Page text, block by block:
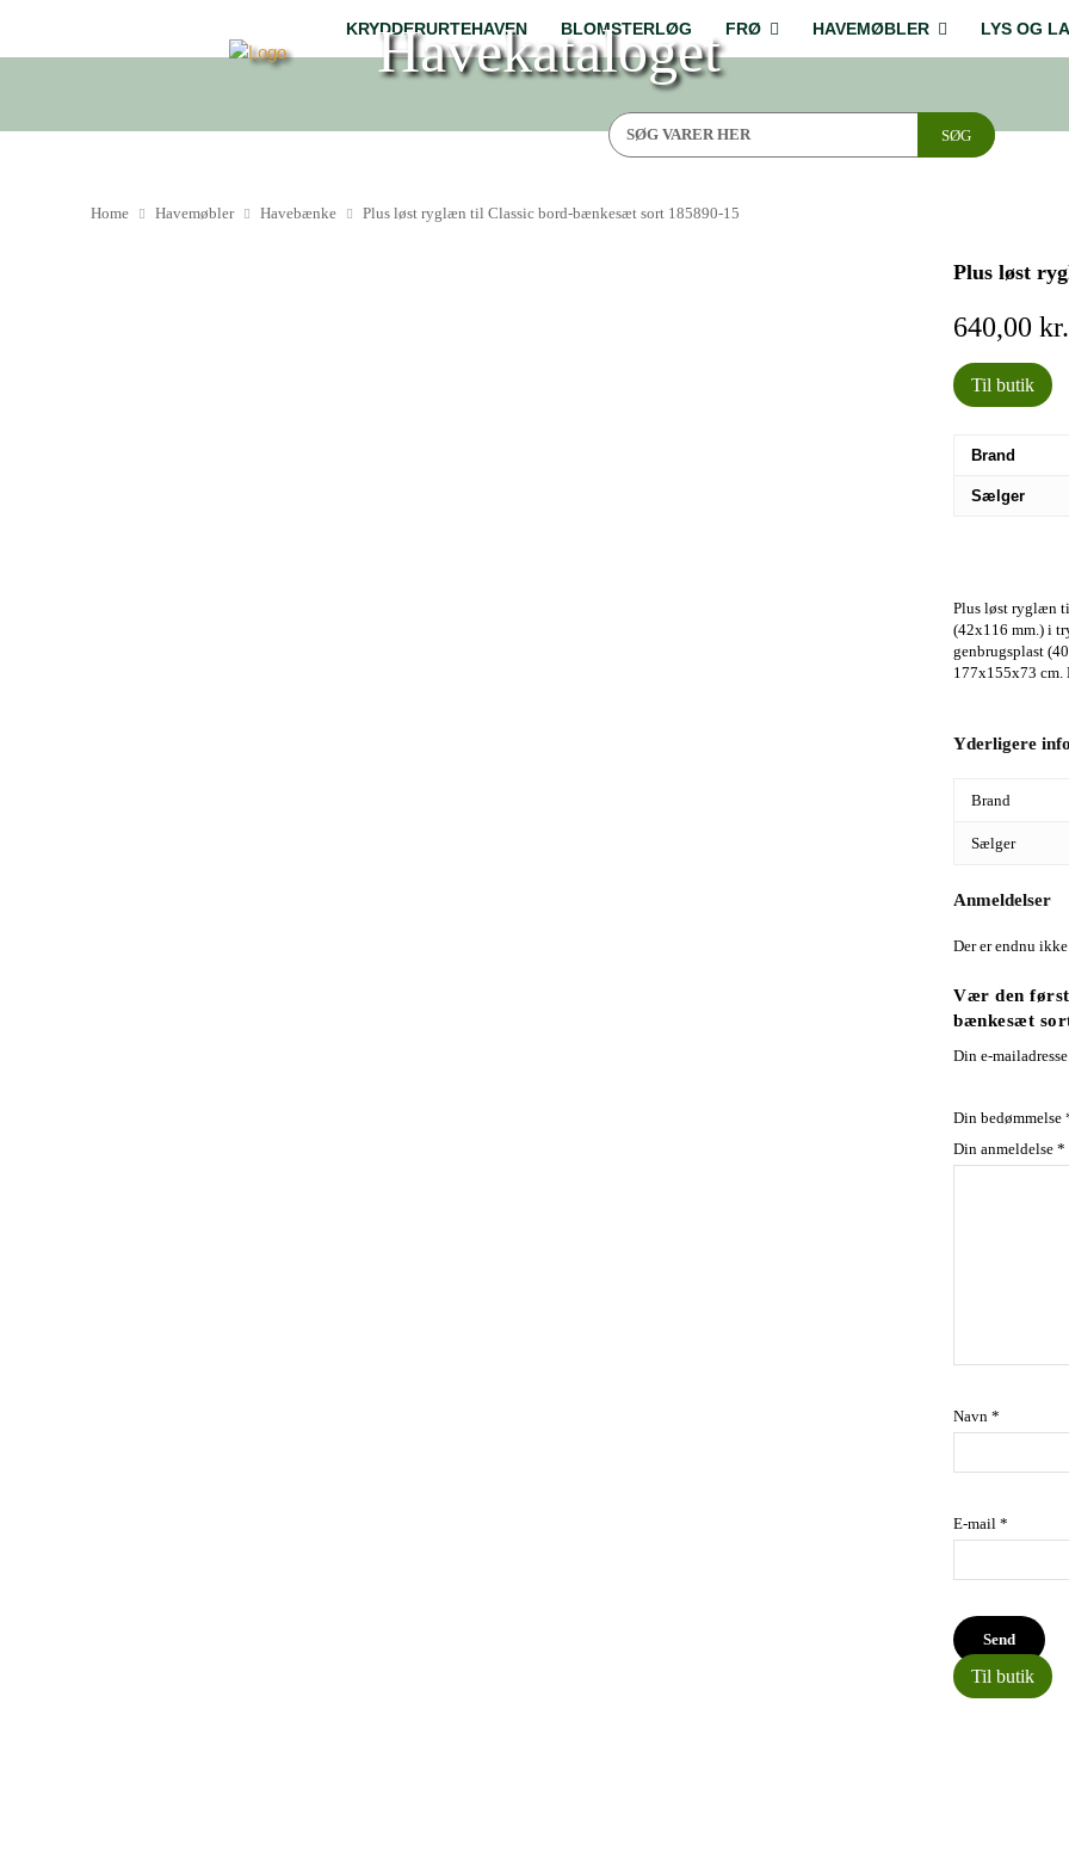
KRYDDERURTEHAVEN BLOMSTERLØG FRØ HAVEMØBLER LYS OG
Havekataloget
SØG
Home Havemøbler Havebænke Plus løst ryglæn til Classic bord-bænkesæt sort 185890-15
Plus løst
640,00kr.
Til butik
Brand
Sælger
Plus løst ryglæn
(42x116 mm.) i
genbrugsplast
177x155x73 cm.
Yderligere
Brand
Sælger
Anmeldelser
Der er endnu
Vær den
bænkesæt
Din e-
Din bedømmelse
Din anmeldelse*
Navn*
E-mail*
Til butik